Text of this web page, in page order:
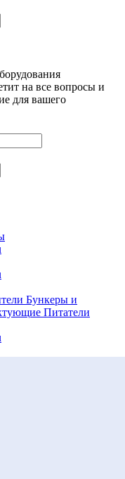
на все вопросы и
для вашего
Бункеры и
Питатели